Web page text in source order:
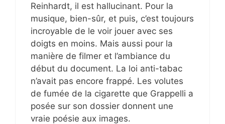
Reinhardt, il est hallucinant. Pour la
musique, bien-sûr, et puis, c’est toujours
incroyable de le voir jouer avec ses
doigts en moins. Mais aussi pour la
manière de filmer et l’ambiance du
début du document. La loi anti-tabac
n’avait pas encore frappé. Les volutes
de fumée de la cigarette que Grappelli a
posée sur son dossier donnent une
vraie poésie aux images.